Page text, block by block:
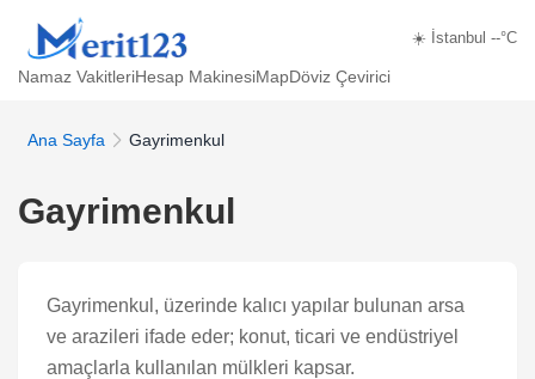
☀️ İstanbul --°C
Namaz VakitleriHesap MakinesiMapDöviz Çevirici
Ana Sayfa Gayrimenkul
Gayrimenkul
Gayrimenkul, üzerinde kalıcı yapılar bulunan arsa
ve arazileri ifade eder; konut, ticari ve endüstriyel
amaçlarla kullanılan mülkleri kapsar.